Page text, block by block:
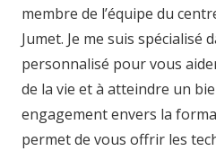
membre de l’équipe du
Jumet. Je me suis spécialisé
personnalisé pour vous
de la vie et à atteindre un
engagement envers la
permet de vous offrir les